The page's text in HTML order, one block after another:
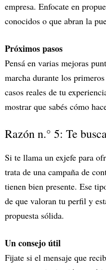
empresa. Enfocate en
conocidos o que abran la
Próximos pasos
Pensá en varias mejoras
marcha durante los
casos reales de tu
mostrar que sabés cómo
Razón n.° 5: Te
Si te llama un exjefe para
trata de una campaña de
tienen bien presente. Ese
de que valoran tu perfil y
propuesta sólida.
Un consejo útil
Fijate si el mensaje que